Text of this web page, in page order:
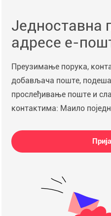
Једноставна
адресе е-
Преузимање порука,
добављача поште,
прослеђивање поште и
контактима: Маило